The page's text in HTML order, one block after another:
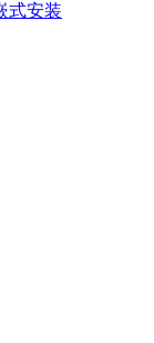
式安装